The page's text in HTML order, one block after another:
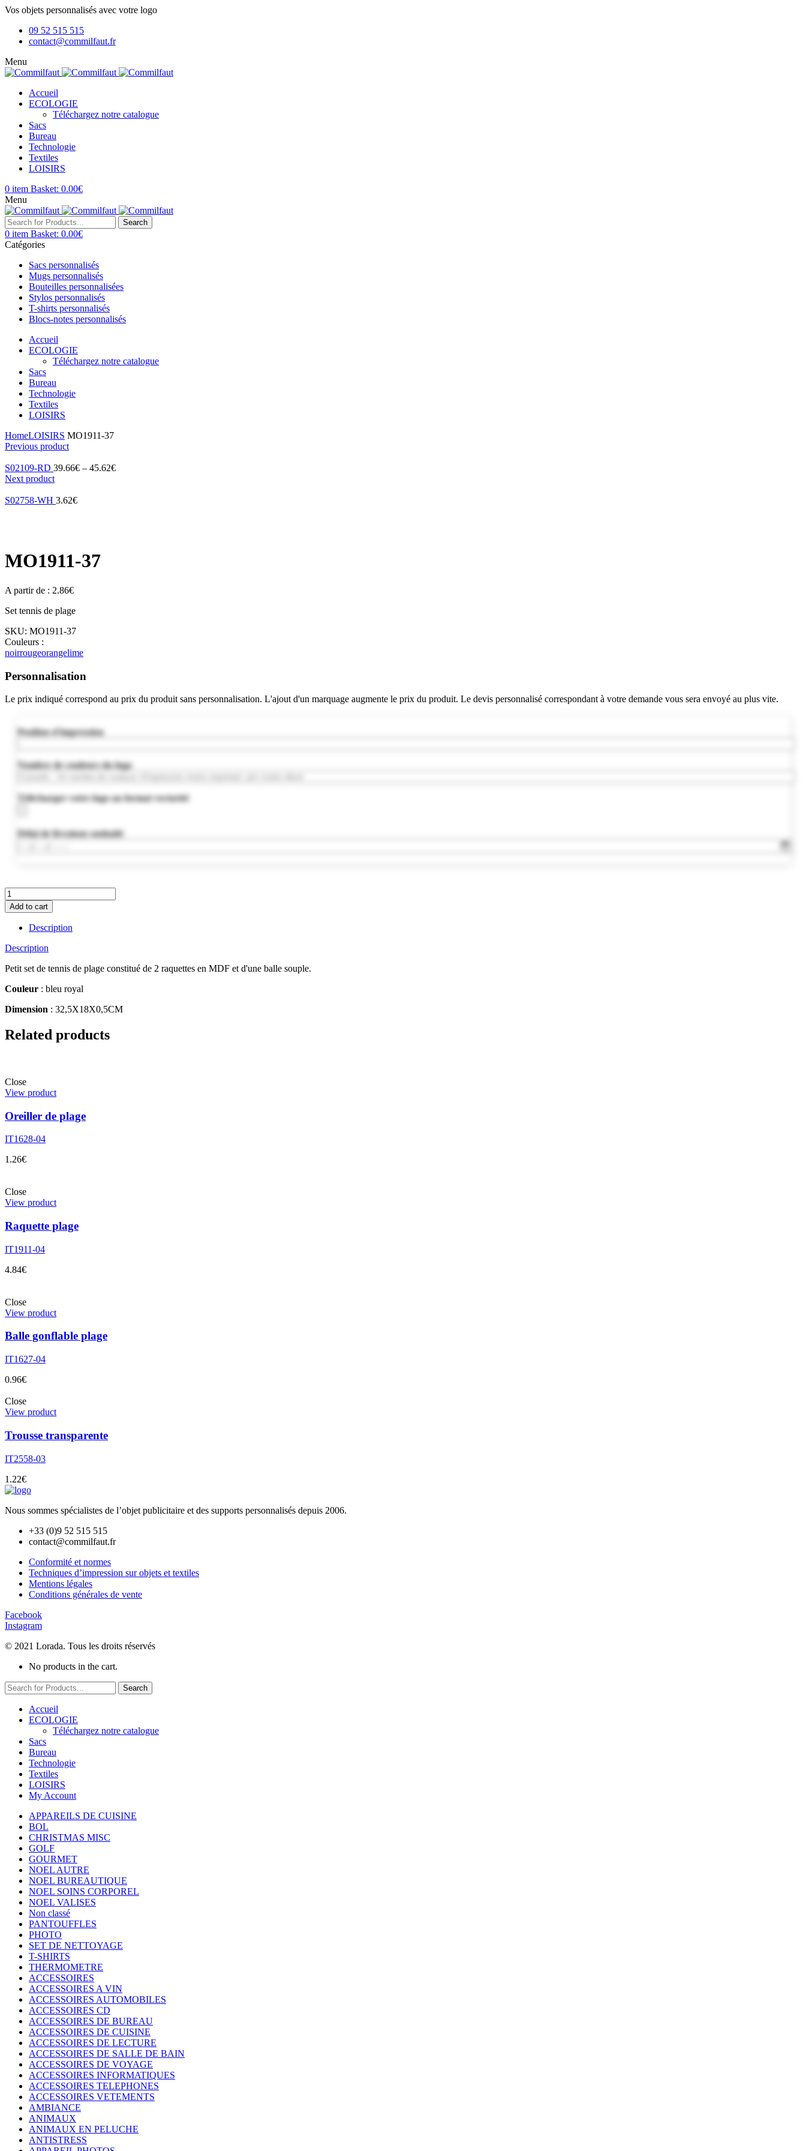
Vos objets personnalisés avec votre logo
09 52 515 515
contact@commilfaut.fr
Menu
Accueil
ECOLOGIE
Téléchargez notre catalogue
Sacs
Bureau
Technologie
Textiles
LOISIRS
0 item Basket: 0.00€
Menu
Search
0 item Basket: 0.00€
Catégories
Sacs personnalisés
Mugs personnalisés
Bouteilles personnalisées
Stylos personnalisés
T-shirts personnalisés
Blocs-notes personnalisés
Accueil
ECOLOGIE
Téléchargez notre catalogue
Sacs
Bureau
Technologie
Textiles
LOISIRS
HomeLOISIRS MO1911-37
Previous product
S02109-RD 39.66€ – 45.62€
Next product
S02758-WH 3.62€
MO1911-37
A partir de : 2.86€
Set tennis de plage
SKU: MO1911-37
Couleurs :
noirrougeorangelime
Personnalisation
Le prix indiqué correspond au prix du produit sans personnalisation. L'ajout d'un marquage augmente le prix du produit. Le devis personnalisé correspondant à votre demande vous sera envoyé au plus vite.
Position d'impression
Nombre de couleurs du logo
Télécharger votre logo au format vectoriel
Délai de livraison souhaité
MO1911-
37
quantity
Add to cart
Description
Description
Petit set de tennis de plage constitué de 2 raquettes en MDF et d'une balle souple.
Couleur : bleu royal
Dimension : 32,5X18X0,5CM
Related products
Close
View product
Oreiller de plage
IT1628-04
1.26€
Close
View product
Raquette plage
IT1911-04
4.84€
Close
View product
Balle gonflable plage
IT1627-04
0.96€
Close
View product
Trousse transparente
IT2558-03
1.22€
Nous sommes spécialistes de l’objet publicitaire et des supports personnalisés depuis 2006.
+33 (0)9 52 515 515
contact@commilfaut.fr
Conformité et normes
Techniques d’impression sur objets et textiles
Mentions légales
Conditions générales de vente
Facebook
Instagram
© 2021 Lorada. Tous les droits réservés
No products in the cart.
Search
Accueil
ECOLOGIE
Téléchargez notre catalogue
Sacs
Bureau
Technologie
Textiles
LOISIRS
My Account
APPAREILS DE CUISINE
BOL
CHRISTMAS MISC
GOLF
GOURMET
NOEL AUTRE
NOEL BUREAUTIQUE
NOEL SOINS CORPOREL
NOEL VALISES
Non classé
PANTOUFFLES
PHOTO
SET DE NETTOYAGE
T-SHIRTS
THERMOMETRE
ACCESSOIRES
ACCESSOIRES A VIN
ACCESSOIRES AUTOMOBILES
ACCESSOIRES CD
ACCESSOIRES DE BUREAU
ACCESSOIRES DE CUISINE
ACCESSOIRES DE LECTURE
ACCESSOIRES DE SALLE DE BAIN
ACCESSOIRES DE VOYAGE
ACCESSOIRES INFORMATIQUES
ACCESSOIRES TELEPHONES
ACCESSOIRES VETEMENTS
AMBIANCE
ANIMAUX
ANIMAUX EN PELUCHE
ANTISTRESS